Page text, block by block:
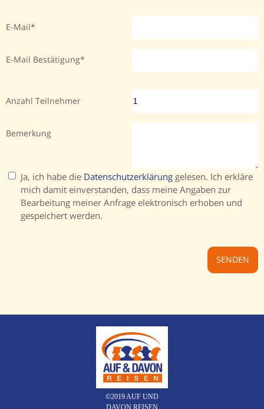
E-Mail
E-Mail Bestätigung
Anzahl Teilnehmer
Bemerkung
Ja, ich habe die Datenschutzerklärung gelesen. Ich erkläre
mich damit einverstanden, dass meine Angaben zur
Bearbeitung meiner Anfrage elektronisch erhoben und
gespeichert werden.
©2019 AUF UND
DAVON REISEN